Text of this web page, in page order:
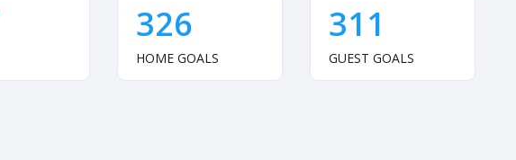
326
HOME GOALS
311
GUEST GOALS